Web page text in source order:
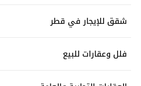
شقق للإيجار في قطر
فلل وعقارات للبيع